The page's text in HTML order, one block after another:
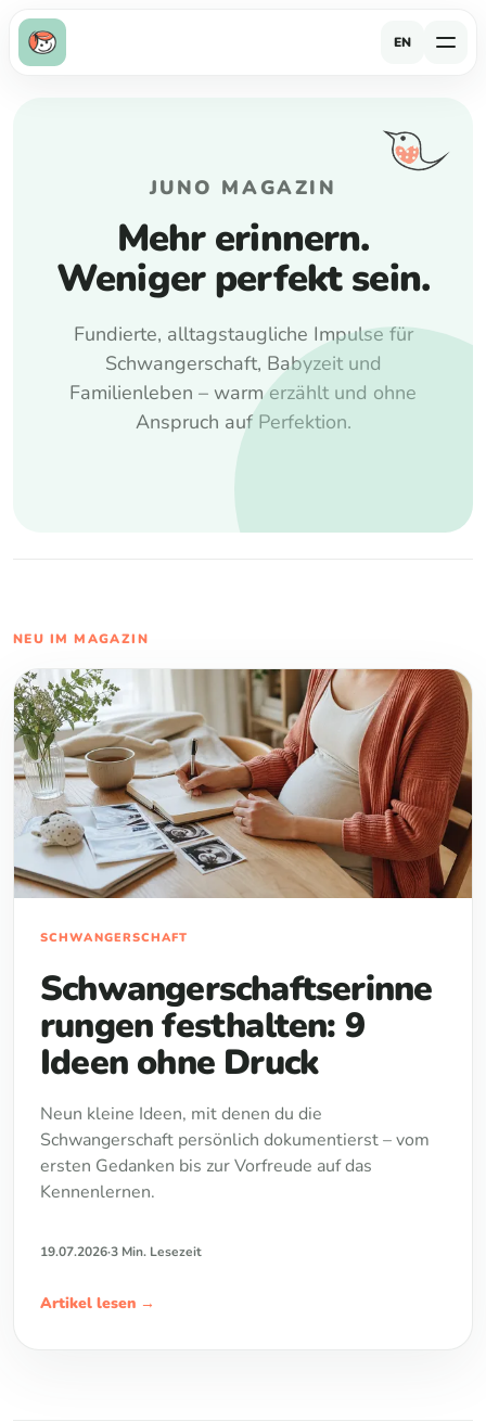
EN
JUNO MAGAZIN
Mehr erinnern.
Weniger perfekt sein.
Fundierte, alltagstaugliche Impulse für
Schwangerschaft, Babyzeit und
Familienleben – warm erzählt und ohne
Anspruch auf Perfektion.
NEU IM MAGAZIN
SCHWANGERSCHAFT
Schwangerschaftserinne
rungen festhalten: 9
Ideen ohne Druck
Neun kleine Ideen, mit denen du die
Schwangerschaft persönlich dokumentierst – vom
ersten Gedanken bis zur Vorfreude auf das
Kennenlernen.
19.07.2026·3 Min. Lesezeit
Artikel lesen →